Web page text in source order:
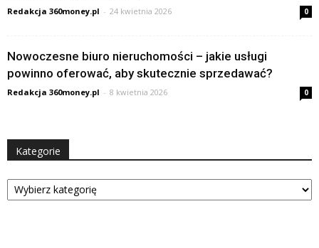
Redakcja 360money.pl - 24 kwietnia 2026 0
Nowoczesne biuro nieruchomości – jakie usługi
powinno oferować, aby skutecznie sprzedawać?
Redakcja 360money.pl - 8 kwietnia 2026 0
Kategorie
Kategorie